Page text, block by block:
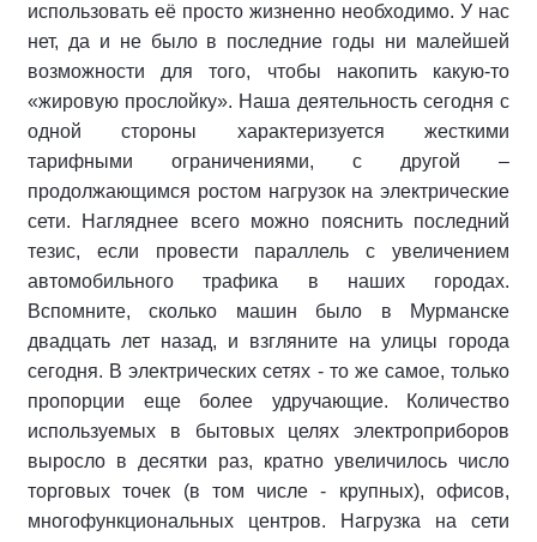
использовать её просто жизненно необходимо. У нас
нет, да и не было в последние годы ни малейшей
возможности для того, чтобы накопить какую-то
«жировую прослойку». Наша деятельность сегодня с
одной стороны характеризуется жесткими
тарифными ограничениями, с другой –
продолжающимся ростом нагрузок на электрические
сети. Нагляднее всего можно пояснить последний
тезис, если провести параллель с увеличением
автомобильного трафика в наших городах.
Вспомните, сколько машин было в Мурманске
двадцать лет назад, и взгляните на улицы города
сегодня. В электрических сетях - то же самое, только
пропорции еще более удручающие. Количество
используемых в бытовых целях электроприборов
выросло в десятки раз, кратно увеличилось число
торговых точек (в том числе - крупных), офисов,
многофункциональных центров. Нагрузка на сети